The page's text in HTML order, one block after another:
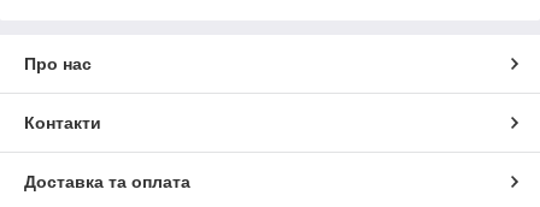
Про нас
Контакти
Доставка та оплата